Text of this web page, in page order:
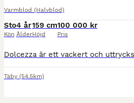
Varmblod (Halvblod)
Sto
Kön
4 år
Ålder
159 cm
Höjd
100 000 kr
Pris
Täby (54.5km)